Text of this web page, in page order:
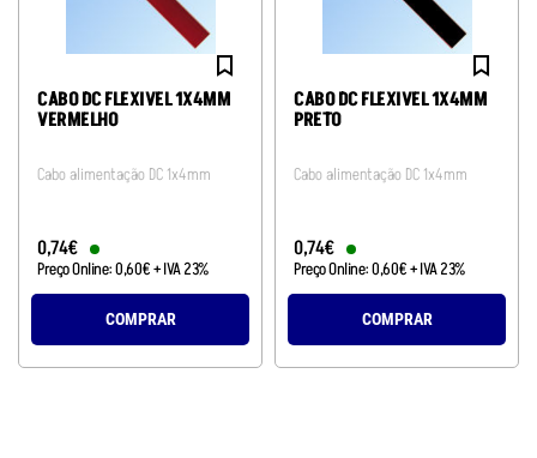
CABO DC FLEXIVEL 1X4MM
VERMELHO
Cabo alimentação DC 1x4mm
0,74€
Preço Online:0,60€+ IVA 23%
COMPRAR
CABO DC FLEXIVEL 1X4MM
PRETO
Cabo alimentação DC 1x4mm
0,74€
Preço Online:0,60€+ IVA 23%
COMPRAR